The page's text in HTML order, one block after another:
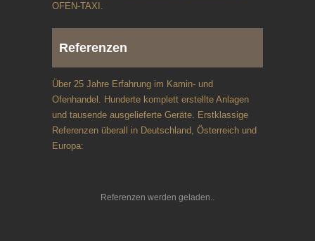
OFEN-TAXI.
Referenzen
Über 25 Jahre Erfahrung im Kamin- und
Ofenhandel. Hunderte komplett erstellte Anlagen
und tausende ausgelieferte Geräte. Erstklassige
Referenzen überall in Deutschland, Österreich und
Europa:
Referenzen werden geladen